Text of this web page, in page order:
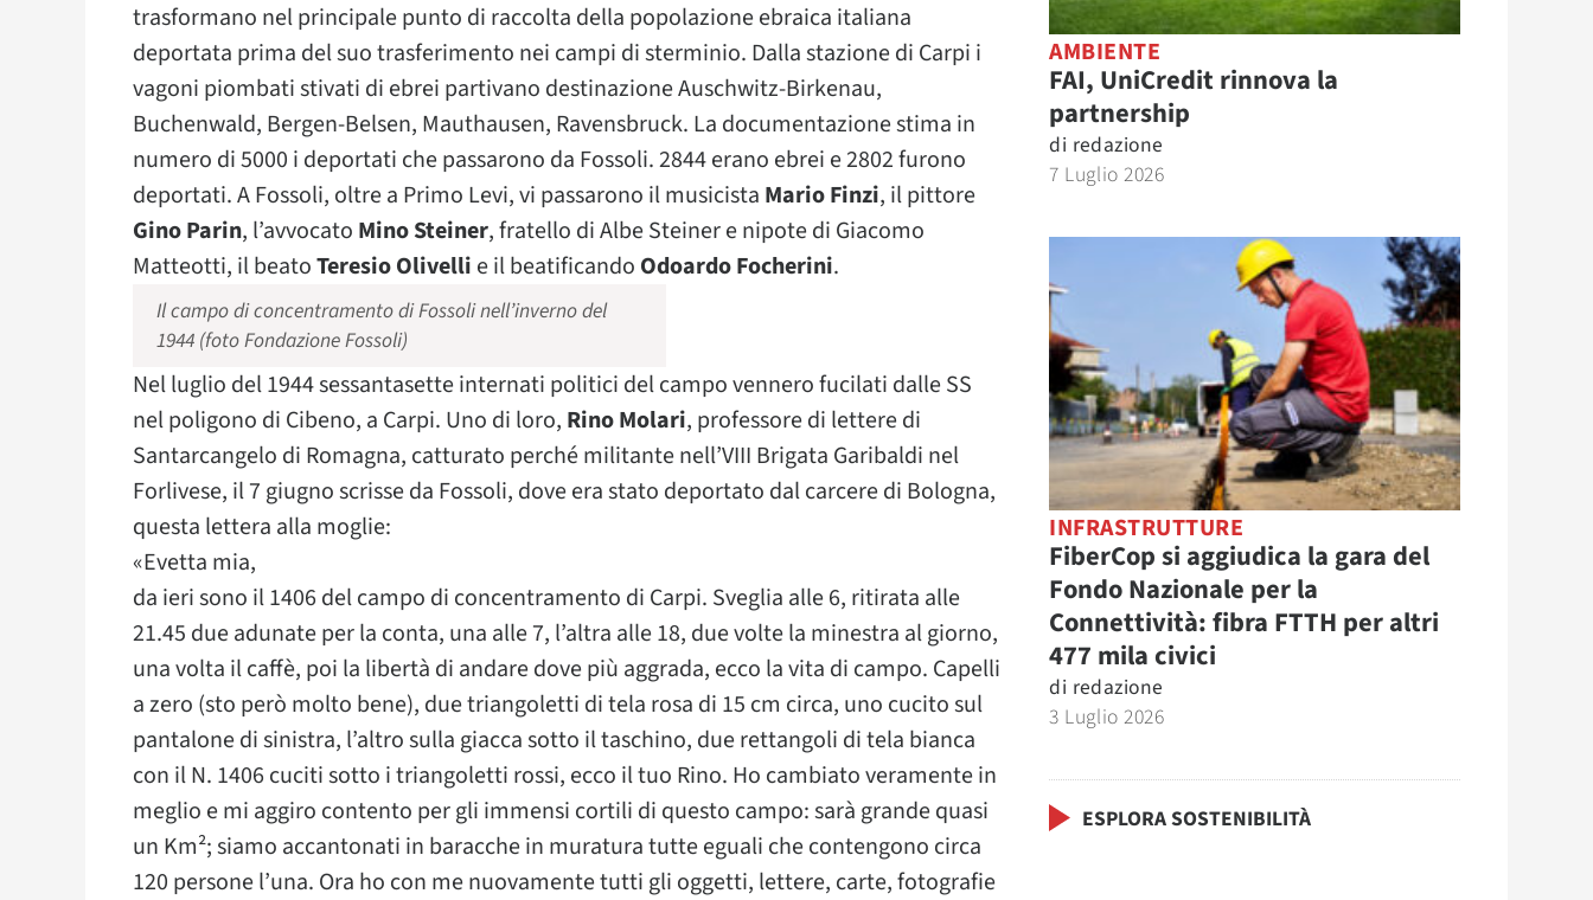
trasformano nel principale punto di raccolta della popolazione ebraica italiana
deportata prima del suo trasferimento nei campi di sterminio. Dalla stazione di Carpi i
vagoni piombati stivati di ebrei partivano destinazione Auschwitz-Birkenau,
Buchenwald, Bergen-Belsen, Mauthausen, Ravensbruck. La documentazione stima in
numero di 5000 i deportati che passarono da Fossoli. 2844 erano ebrei e 2802 furono
deportati. A Fossoli, oltre a Primo Levi, vi passarono il musicista Mario Finzi, il pittore
Gino Parin, l’avvocato Mino Steiner, fratello di Albe Steiner e nipote di Giacomo
Matteotti, il beatoTeresio Olivelli e il beatificando Odoardo Focherini.
Il campo di concentramento di Fossoli nell’inverno del
1944 (foto Fondazione Fossoli)
Nel luglio del 1944 sessantasette internati politici del campo vennero fucilati dalle SS
nel poligono di Cibeno, a Carpi. Uno di loro, Rino Molari, professore di lettere di
Santarcangelo di Romagna, catturato perché militante nell’VIII Brigata Garibaldi nel
Forlivese, il 7 giugno scrisse da Fossoli, dove era stato deportato dal carcere di Bologna,
questa lettera alla moglie:
«Evetta mia,
da ieri sono il 1406 del campo di concentramento di Carpi. Sveglia alle 6, ritirata alle
21.45 due adunate per la conta, una alle 7, l’altra alle 18, due volte la minestra al giorno,
una volta il caffè, poi la libertà di andare dove più aggrada, ecco la vita di campo. Capelli
a zero (sto però molto bene), due triangoletti di tela rosa di 15 cm circa, uno cucito sul
pantalone di sinistra, l’altro sulla giacca sotto il taschino, due rettangoli di tela bianca
con il N. 1406 cuciti sotto i triangoletti rossi, ecco il tuo Rino. Ho cambiato veramente in
meglio e mi aggiro contento per gli immensi cortili di questo campo: sarà grande quasi
un Km²; siamo accantonati in baracche in muratura tutte eguali che contengono circa
120 persone l’una. Ora ho con me nuovamente tutti gli oggetti, lettere, carte, fotografie
AMBIENTE
FAI, UniCredit rinnova la
partnership
di redazione
7 Luglio 2026
INFRASTRUTTURE
FiberCop si aggiudica la gara del
Fondo Nazionale per la
Connettività: fibra FTTH per altri
477 mila civici
di redazione
3 Luglio 2026
ESPLORA SOSTENIBILITÀ